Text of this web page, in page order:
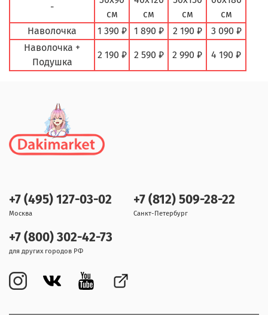
-
см
см
см
см
Наволочка
1 390 ₽ 1 890 ₽ 2 190 ₽
3 090 ₽
Наволочка +
Подушка
2 190 ₽ 2 590 ₽ 2 990 ₽ 4 190 ₽
+7 (495) 127-03-02
Москва
+7 (812) 509-28-22
Санкт-Петербург
+7 (800) 302-42-73
для других городов РФ